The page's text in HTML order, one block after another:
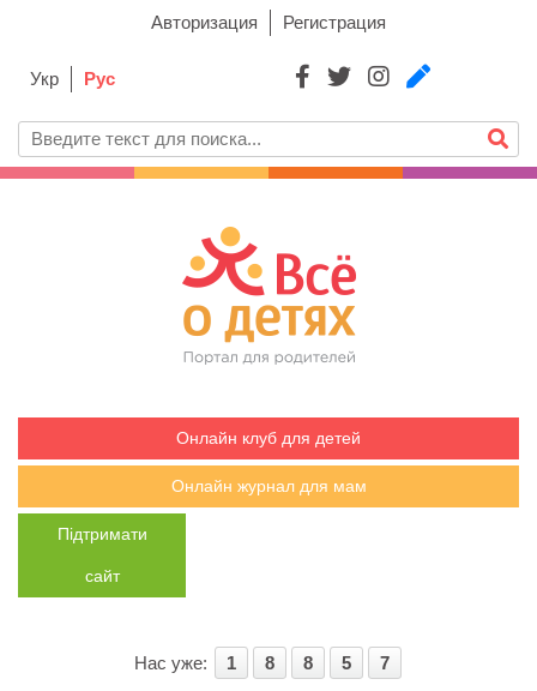
Авторизация Регистрация
Укр Рус
Онлайн клуб для детей
Онлайн журнал для мам
Підтримати
сайт
Нас уже: 1 8 8 5 7